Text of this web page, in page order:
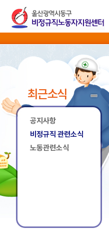
최근소식
공지사항
비정규직 관련소식
노동관련소식